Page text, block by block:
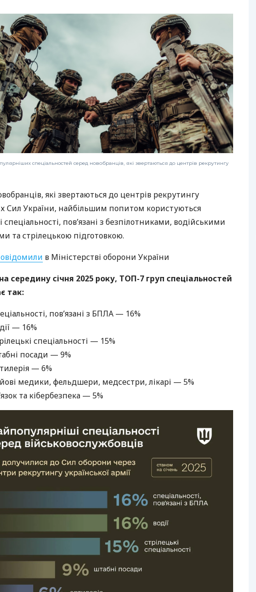
РЕЙТИНГ ДЕБЕТОВИХ
КАРТОК
ЩОМІСЯЧНИЙ ОГЛЯД
КЕШБЕКУ
ПУТІВНИКИ ПО
БАНКІВСЬКИХ КАРТКАХ
спеціальностей серед новобранців, які звертаються до центрів рекрутингу
які звертаються до центрів рекрутингу
Сил України, найбільшим попитом користуються
спеціальності, пов’язані з безпілотниками, водійськими
та стрілецькою підготовкою.
в Міністерстві оборони України
середину січня 2025 року, ТОП-7 груп спеціальностей
так:
пов’язані з БПЛА — 16%
— 16%
спеціальності — 15%
посади — 9%
— 6%
медики, фельдшери, медсестри, лікарі — 5%
та кібербезпека — 5%